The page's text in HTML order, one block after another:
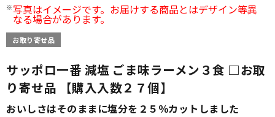
写真はイメージです。お届けする商品とはデザイン等異
なる場合があります。
お取り寄せ品
サッポロ一番 減塩 ごま味ラーメン３食 □お取
り寄せ品 【購入入数２７個】
おいしさはそのままに塩分を２５％カットしました